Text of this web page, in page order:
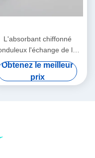
L'absorbant chiffonné
l'échange de la
chaleur et d'humidité de
Obtenez le meilleur
prix